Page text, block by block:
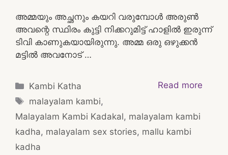
അമ്മയും അച്ഛനും കയറി വരുമ്പോൾ അരുൺ
അവന്റെ സ്ഥിരം കുട്ടി നിക്കറുമിട്ട് ഹാളിൽ ഇരുന്ന്
ടിവി കാണുകയായിരുന്നു. അമ്മ ഒരു ഒഴുക്കൻ
മട്ടിൽ അവനോട് …
Read more
Categories
Kambi Katha
Tags
malayalam kambi,
Malayalam Kambi Kadakal, malayalam kambi
kadha, malayalam sex stories, mallu kambi
kadha